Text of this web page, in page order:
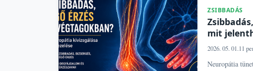
ZSIBBADÁS
mit
2026. 05. 01.11
Neuropátia